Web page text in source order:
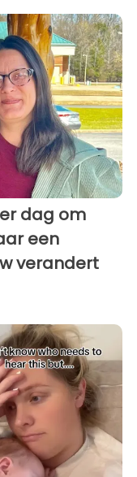
dag om
een
verandert